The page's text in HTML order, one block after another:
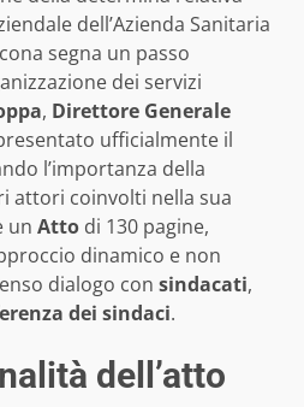
dell’Azienda Sanitaria
segna un passo
dei servizi
, Direttore Generale
ufficialmente il
l’importanza della
attori coinvolti nella sua
un Atto di 130 pagine,
dinamico e non
dialogo con sindacati,
dei sindaci.
dell’atto